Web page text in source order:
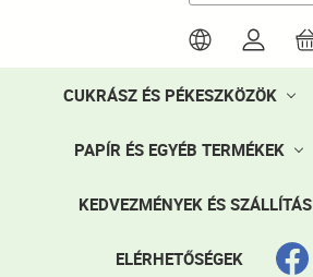
CUKRÁSZ ÉS PÉKESZKÖZÖK
PAPÍR ÉS EGYÉB TERMÉKEK
KEDVEZMÉNYEK ÉS SZÁLLÍTÁS
ELÉRHETŐSÉGEK